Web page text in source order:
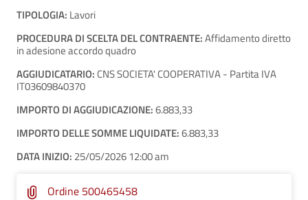
TIPOLOGIA: Lavori
PROCEDURA DI SCELTA DEL CONTRAENTE:Affidamento diretto
in adesione accordo quadro
AGGIUDICATARIO: CNS SOCIETA' COOPERATIVA - Partita IVA
IT03609840370
IMPORTO DI AGGIUDICAZIONE:6.883,33
IMPORTO DELLE SOMME LIQUIDATE:6.883,33
DATA INIZIO: 25/05/2026 12:00 am
Ordine 500465458